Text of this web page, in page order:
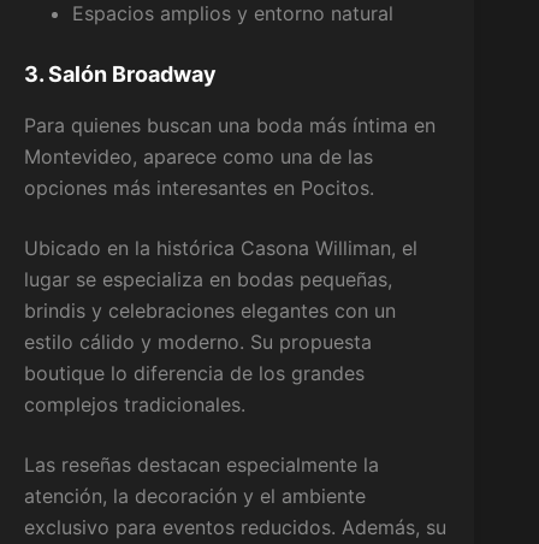
Espacios amplios y entorno natural
3. Salón Broadway
Para quienes buscan una boda más íntima en
Montevideo, aparece como una de las
opciones más interesantes en Pocitos.
Ubicado en la histórica Casona Williman, el
lugar se especializa en bodas pequeñas,
brindis y celebraciones elegantes con un
estilo cálido y moderno. Su propuesta
boutique lo diferencia de los grandes
complejos tradicionales.
Las reseñas destacan especialmente la
atención, la decoración y el ambiente
exclusivo para eventos reducidos. Además, su